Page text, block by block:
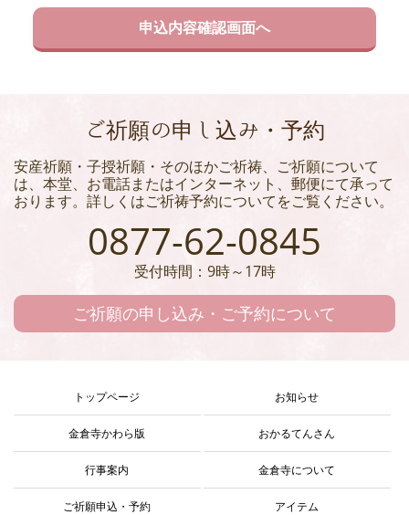
ご祈願の申し込み・予約
安産祈願・子授祈願・そのほかご祈祷、ご祈願について
は、本堂、お電話またはインターネット、郵便にて承って
おります。詳しくはご祈祷予約についてをご覧ください。
0877-62-0845
受付時間：9時～17時
ご祈願の申し込み・ご予約について
トップページ お知らせ
金倉寺かわら版 おかるてんさん
行事案内 金倉寺について
ご祈願申込・予約 アイテム